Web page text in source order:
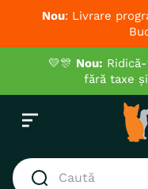
Nou: Livrare
💛🎊 Nou:
fără taxe
Caută